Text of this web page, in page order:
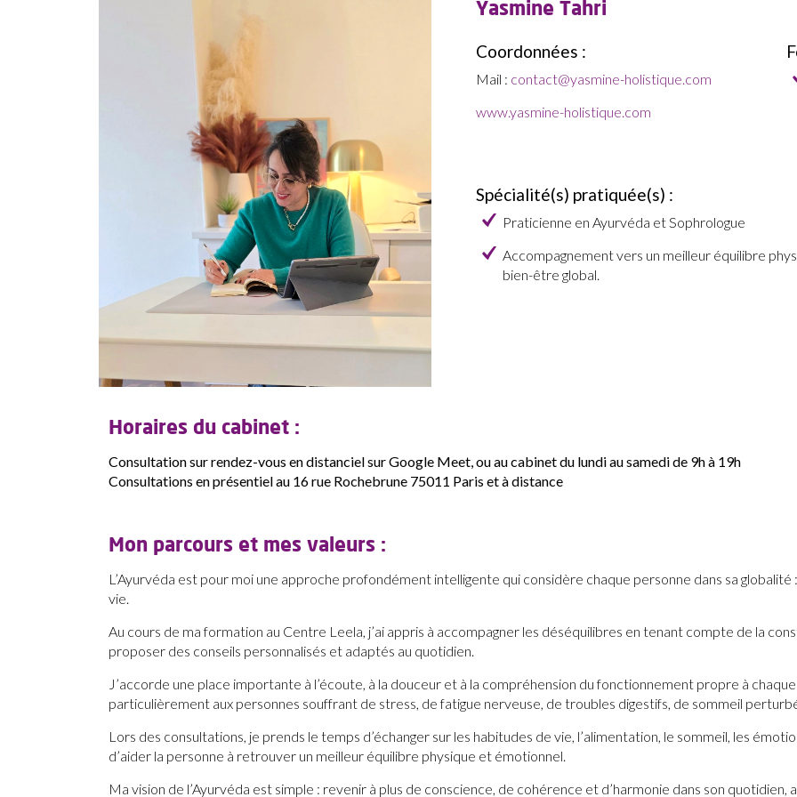
Yasmine Tahri
Coordonnées :
Mail : contact@yasmine-holistique.com
www.yasmine-holistique.com
Spécialité(s) pratiquée(s) :
Praticienne en Ayurvéda et Sophrologue
Accompagnement vers un meilleur équilibre
bien-être global.
Horaires du cabinet :
Consultation sur rendez-vous en distanciel sur Google Meet, ou au cabinet du lundi au samedi de 9h à 19h
Consultations en présentiel au 16 rue Rochebrune 75011 Paris et à distance
Mon parcours et mes valeurs :
L’Ayurvéda est pour moi une approche profondément intelligente qui considère chaque personne dans sa
vie.
Au cours de ma formation au Centre Leela, j’ai appris à accompagner les déséquilibres en tenant compte de la
proposer des conseils personnalisés et adaptés au quotidien.
J’accorde une place importante à l’écoute, à la douceur et à la compréhension du fonctionnement propre à
particulièrement aux personnes souffrant de stress, de fatigue nerveuse, de troubles digestifs, de sommeil
Lors des consultations, je prends le temps d’échanger sur les habitudes de vie, l’alimentation, le sommeil, les
d’aider la personne à retrouver un meilleur équilibre physique et émotionnel.
Ma vision de l’Ayurvéda est simple : revenir à plus de conscience, de cohérence et d’harmonie dans son